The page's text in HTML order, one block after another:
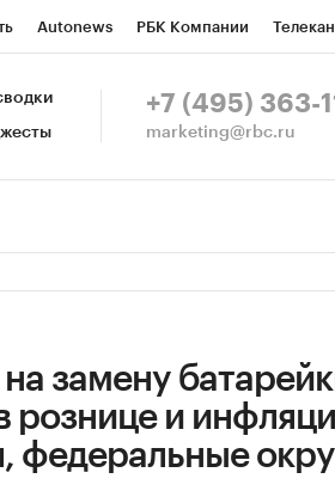
Autonews РБК Компании
Конференции СПб Спецпроекты
+7 (495) 363-
marketing@rbc.ru
замену
рознице и
федеральные